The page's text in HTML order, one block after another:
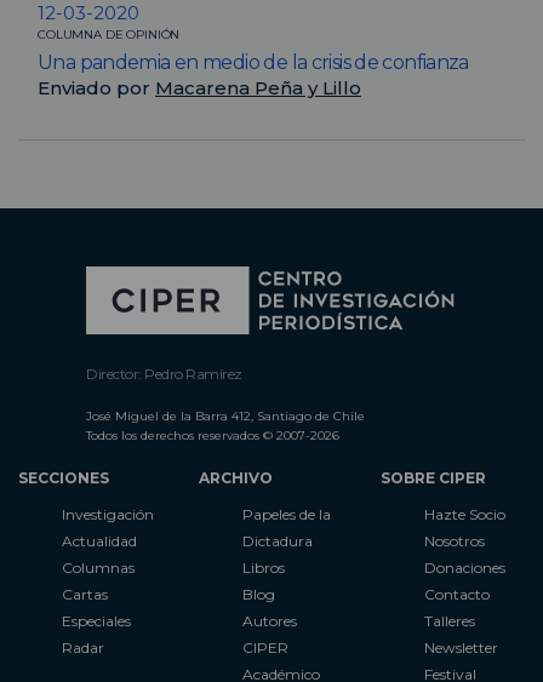
12-03-2020
COLUMNA DE OPINIÓN
Una pandemia en medio de la crisis de confianza
Enviado por Macarena Peña y Lillo
Director: Pedro Ramírez
José Miguel de la Barra 412, Santiago de Chile
Todos los derechos reservados © 2007-2026
SECCIONES
Investigación
Actualidad
Columnas
Cartas
Especiales
Radar
ARCHIVO
Papeles de la
Dictadura
Libros
Blog
Autores
CIPER
Académico
SOBRE CIPER
Hazte Socio
Nosotros
Donaciones
Contacto
Talleres
Newsletter
Festival